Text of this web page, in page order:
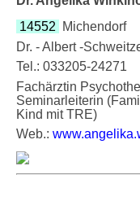
14552
Michendorf
Dr. - Albert -
Tel.: 033205-24271
Fachärztin
Seminarleiterin
Kind mit TRE)
Web.: